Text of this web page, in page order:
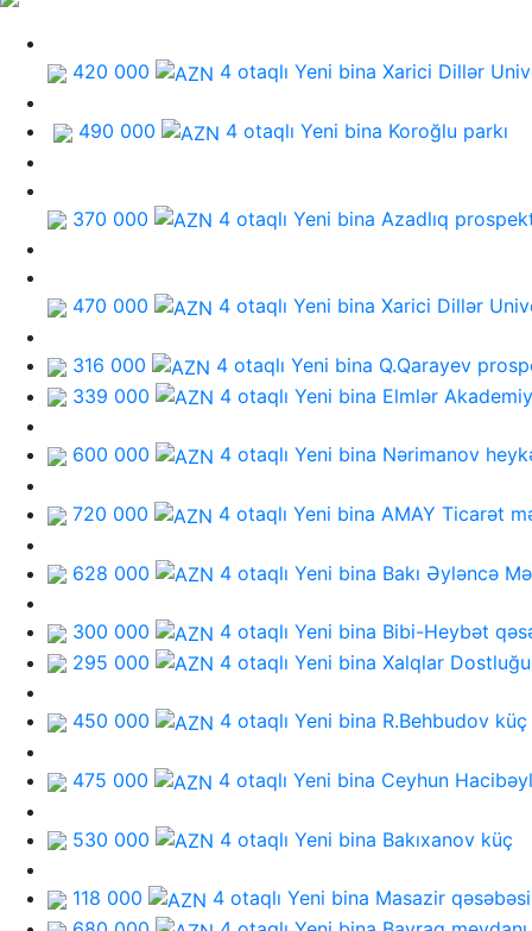
420 000 4 otaqlı Yeni bina Xarici Dillər
490 000 4 otaqlı Yeni bina Koroğlu parkı
370 000 4 otaqlı Yeni bina Azadlıq
470 000 4 otaqlı Yeni bina Xarici Dillər
316 000 4 otaqlı Yeni bina Q.Qarayev
339 000
4 otaqlı Yeni bina Elmlər
600 000 4 otaqlı Yeni bina Nərimanov
720 000 4 otaqlı Yeni bina AMAY Ticarət
628 000 4 otaqlı Yeni bina Bakı Əyləncə
300 000 4 otaqlı Yeni bina Bibi-Heybət
295 000
4 otaqlı Yeni bina Xalqlar
450 000 4 otaqlı Yeni bina R.Behbudov küç
475 000 4 otaqlı Yeni bina Ceyhun
530 000 4 otaqlı Yeni bina Bakıxanov küç
118 000 4 otaqlı Yeni bina Masazir qəsəbəsi